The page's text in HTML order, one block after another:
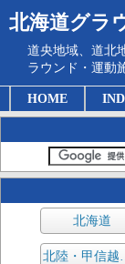
北海道グラ
道央地域、道北
ラウンド・運動
HOME
北海道
北